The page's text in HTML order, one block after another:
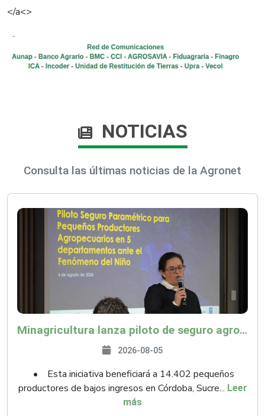
</a<>
NOTICIAS
Consulta las últimas noticias de la Agronet
Minagricultura lanza piloto de seguro agropecuario por $9.625 millones para proteger a más de 14.000 pequeños productores contra riesgos del Fenómeno de El Niño
2026-08-05
• Esta iniciativa beneficiará a 14.402 pequeños
productores de bajos ingresos en Córdoba, Sucre... Leer
más